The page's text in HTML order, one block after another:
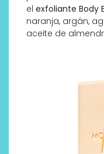
el exfoliante Body
naranja, argán,
aceite de